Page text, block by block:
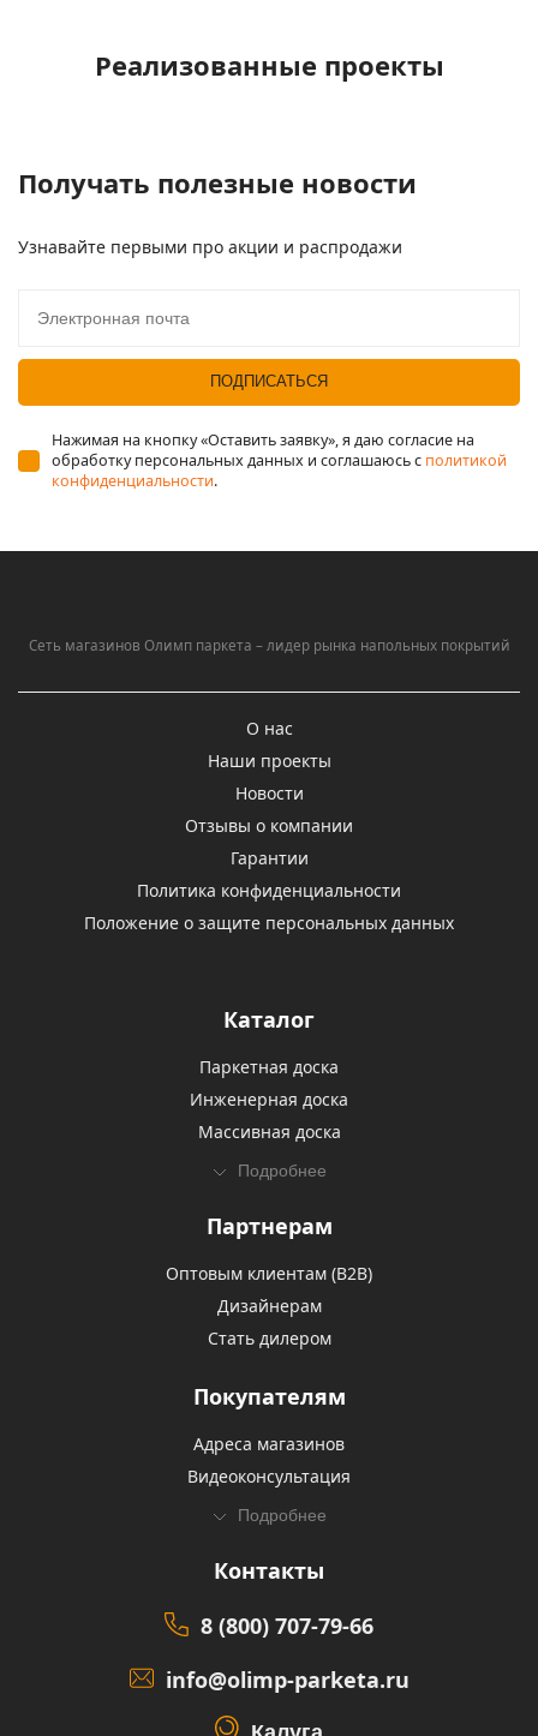
Реализованные проекты
Получать полезные новости
Узнавайте первыми про акции и распродажи
ПОДПИСАТЬСЯ
Нажимая на кнопку «Оставить заявку», я даю согласие на
обработку персональных данных и соглашаюсь c политикой
конфиденциальности.
Сеть магазинов Олимп паркета – лидер рынка напольных покрытий
О нас
Наши проекты
Новости
Отзывы о компании
Гарантии
Политика конфиденциальности
Положение о защите персональных данных
Каталог
Паркетная доска
Инженерная доска
Массивная доска
Подробнее
Партнерам
Оптовым клиентам (В2В)
Дизайнерам
Стать дилером
Покупателям
Адреса магазинов
Видеоконсультация
Подробнее
Контакты
8 (800) 707-79-66
info@olimp-parketa.ru